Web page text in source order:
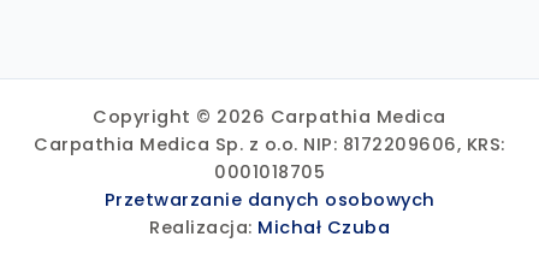
Copyright © 2026 Carpathia Medica
Carpathia Medica Sp. z o.o. NIP: 8172209606, KRS:
0001018705
Przetwarzanie danych osobowych
Realizacja: Michał Czuba